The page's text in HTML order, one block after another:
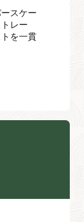
スケー
レー
を一貫